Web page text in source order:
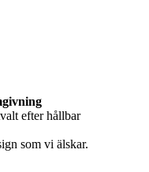
efter hållbar
som vi älskar.